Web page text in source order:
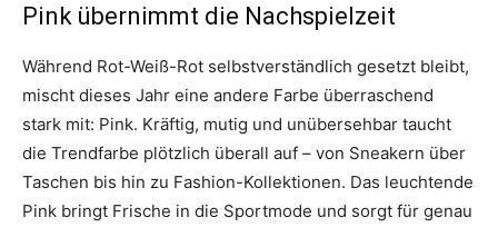
Pink übernimmt die Nachspielzeit
Während Rot-Weiß-Rot selbstverständlich gesetzt bleibt,
mischt dieses Jahr eine andere Farbe überraschend
stark mit: Pink. Kräftig, mutig und unübersehbar taucht
die Trendfarbe plötzlich überall auf – von Sneakern über
Taschen bis hin zu Fashion-Kollektionen. Das leuchtende
Pink bringt Frische in die Sportmode und sorgt für genau